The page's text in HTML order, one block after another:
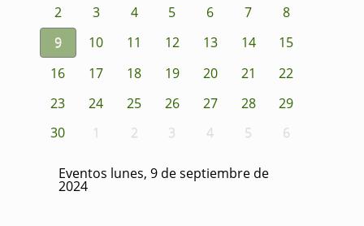
2
3 4 5 6 7
8
9
10 11 12 13 14
15
16
17 18 19 20 21
22
23
24 25 26 27 28
29
30
1 2 3 4 5 6
Eventos lunes, 9 de septiembre de
2024